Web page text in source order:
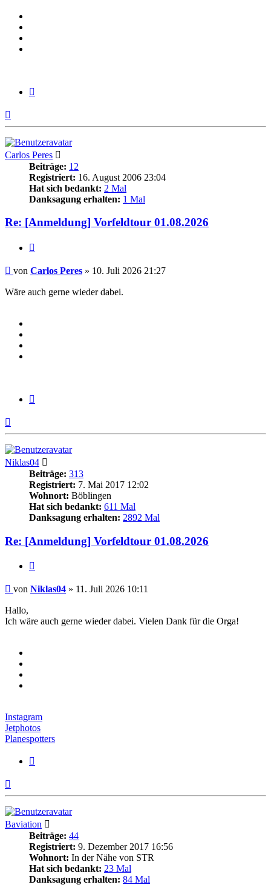
Carlos Peres
Beiträge: 12
Registriert: 16. August 2006 23:04
Hat sich bedankt: 2 Mal
Danksagung erhalten: 1 Mal
Re: [Anmeldung] Vorfeldtour 01.08.2026
Beitrag
von Carlos Peres » 10. Juli 2026 21:27
Wäre auch gerne wieder dabei.
Niklas04
Beiträge: 313
Registriert: 7. Mai 2017 12:02
Wohnort: Böblingen
Hat sich bedankt: 611 Mal
Danksagung erhalten: 2892 Mal
Re: [Anmeldung] Vorfeldtour 01.08.2026
Beitrag
von Niklas04 » 11. Juli 2026 10:11
Hallo,
Ich wäre auch gerne wieder dabei. Vielen Dank für die Orga!
Instagram
Jetphotos
Planespotters
Baviation
Beiträge: 44
Registriert: 9. Dezember 2017 16:56
Wohnort: In der Nähe von STR
Hat sich bedankt: 23 Mal
Danksagung erhalten: 84 Mal